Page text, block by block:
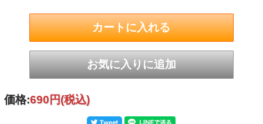
価格:690円(税込)